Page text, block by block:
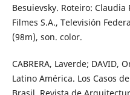
Besuievsky. Roteiro:
Filmes S.A., Televisión
(98m), son. color.
CABRERA, Laverde; DAVID,
Latino América. Los Casos